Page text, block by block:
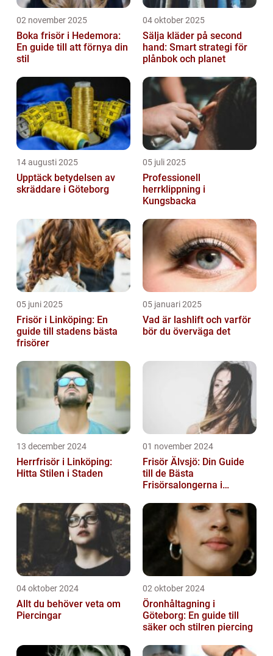
02 november 2025
Boka frisör i Hedemora:
En guide till att förnya din
stil
04 oktober 2025
Sälja kläder på second
hand: Smart strategi för
plånbok och planet
14 augusti 2025
Upptäck betydelsen av
skräddare i Göteborg
05 juli 2025
Professionell
herrklippning i
Kungsbacka
05 juni 2025
Frisör i Linköping: En
guide till stadens bästa
frisörer
05 januari 2025
Vad är lashlift och varför
bör du överväga det
13 december 2024
Herrfrisör i Linköping:
Hitta Stilen i Staden
01 november 2024
Frisör Älvsjö: Din Guide
till de Bästa
Frisörsalongerna i
04 oktober 2024
Allt du behöver veta om
Piercingar
02 oktober 2024
Öronhåltagning i
Göteborg: En guide till
säker och stilren piercing